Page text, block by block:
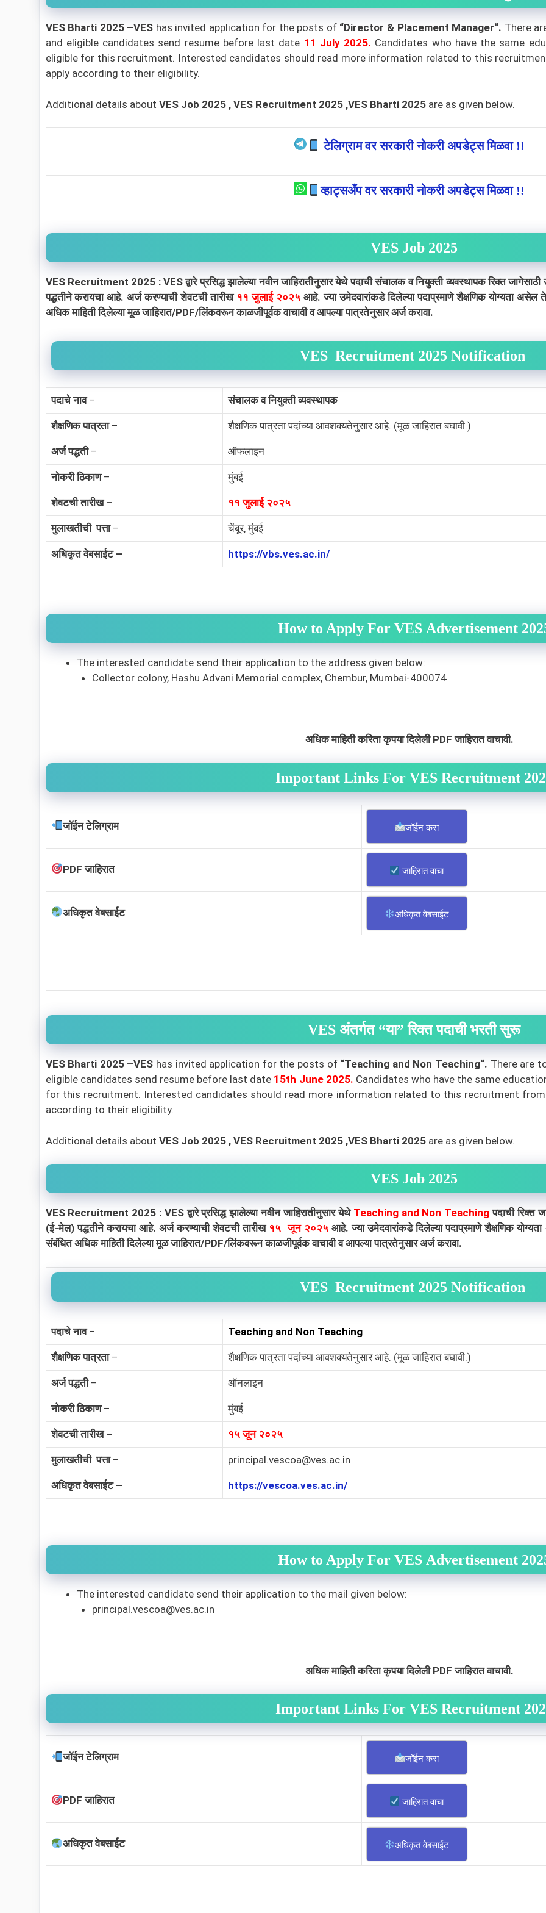
VES Bharti 2025 –VES has invited application for the posts of “Director & Placement Manager“. There
and eligible candidates send resume before last date 11 July 2025. Candidates who have the same
eligible for this recruitment. Interested candidates should read more information related to this
apply according to their eligibility.
Additional details about VES Job 2025 , VES Recruitment 2025 ,VES Bharti 2025 are as given below.
टेलिग्राम वर सरकारी नोकरी अपडेट्स मिळवा !!
व्हाट्सअँप वर सरकारी नोकरी अपडेट्स मिळवा !!
VES Job 2025
VES Recruitment 2025 : VES द्वारे प्रसिद्ध झालेल्या नवीन जाहिरातीनुसार येथे पदाची संचालक व नियुक्ती व्यवस्थापक रिक्त
पद्धतीने करायचा आहे. अर्ज करण्याची शेवटची तारीख११ जुलाई २०२५ आहे. ज्या उमेदवारांकडे दिलेल्या पदाप्रमाणे शैक्षणिक योग्यता
अधिक माहिती दिलेल्या मूळ जाहिरात/PDF/लिंकवरून काळजीपूर्वक वाचावी व आपल्या पात्रतेनुसार अर्ज करावा.
VES Recruitment 2025 Notification
पदाचे नाव– संचालक व नियुक्ती व्यवस्थापक
शैक्षणिक पात्रता– शैक्षणिक पात्रता पदांच्या आवशक्यतेनुसार आहे. (मूळ जाहिरात बघावी.)
अर्ज पद्धती– ऑफलाइन
नोकरी ठिकाण– मुंबई
शेवटची तारीख – ११ जुलाई २०२५
मुलाखतीची पत्ता– चेंबूर, मुंबई
अधिकृत वेबसाईट – https://vbs.ves.ac.in/
How to Apply For VES Advertisement
The interested candidate send their application to the address given below:
Collector colony, Hashu Advani Memorial complex, Chembur, Mumbai-400074
अधिक माहिती करिता कृपया दिलेली PDF जाहिरात वाचावी.
Important Links For VES Recruitment
जॉईन टेलिग्राम जॉईन करा
PDF जाहिरात जाहिरात वाचा
अधिकृत वेबसाईट अधिकृत वेबसाईट
VES अंतर्गत “या” रिक्त पदाची भरती सुरू
VES Bharti 2025 –VES has invited application for the posts of “Teaching and Non Teaching“. There are
eligible candidates send resume before last date 15th June 2025. Candidates who have the same
for this recruitment. Interested candidates should read more information related to this recruitment
according to their eligibility.
Additional details about VES Job 2025 , VES Recruitment 2025 ,VES Bharti 2025 are as given below.
VES Job 2025
VES Recruitment 2025 : VES द्वारे प्रसिद्ध झालेल्या नवीन जाहिरातीनुसार येथे Teaching and Non Teaching पदाची रिक्त
(ई-मेल) पद्धतीने करायचा आहे. अर्ज करण्याची शेवटची तारीख१५ जून २०२५आहे. ज्या उमेदवारांकडे दिलेल्या पदाप्रमाणे शैक्षणिक
संबंधित अधिक माहिती दिलेल्या मूळ जाहिरात/PDF/लिंकवरून काळजीपूर्वक वाचावी व आपल्या पात्रतेनुसार अर्ज करावा.
VES Recruitment 2025 Notification
पदाचे नाव– Teaching and Non Teaching
शैक्षणिक पात्रता– शैक्षणिक पात्रता पदांच्या आवशक्यतेनुसार आहे. (मूळ जाहिरात बघावी.)
अर्ज पद्धती– ऑनलाइन
नोकरी ठिकाण– मुंबई
शेवटची तारीख – १५ जून २०२५
मुलाखतीची पत्ता– principal.vescoa@ves.ac.in
अधिकृत वेबसाईट – https://vescoa.ves.ac.in/
How to Apply For VES Advertisement
The interested candidate send their application to the mail given below:
principal.vescoa@ves.ac.in
अधिक माहिती करिता कृपया दिलेली PDF जाहिरात वाचावी.
Important Links For VES Recruitment
जॉईन टेलिग्राम जॉईन करा
PDF जाहिरात जाहिरात वाचा
अधिकृत वेबसाईट अधिकृत वेबसाईट